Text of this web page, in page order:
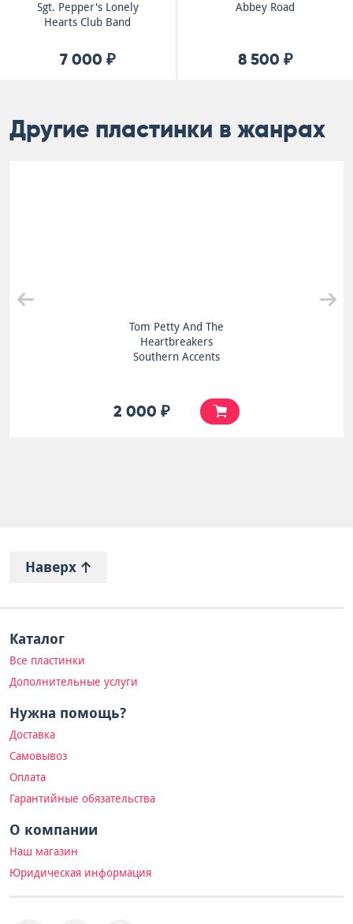
Sgt. Pepper's Lonely
Hearts Club Band
7 000 ₽
Abbey Road
8 500 ₽
Другие пластинки в жанрах
Tom Petty And The
Heartbreakers
Southern Accents
2 000 ₽
Наверх
Каталог
Все пластинки
Дополнительные услуги
Нужна помощь?
Доставка
Самовывоз
Оплата
Гарантийные обязательства
О компании
Наш магазин
Юридическая информация